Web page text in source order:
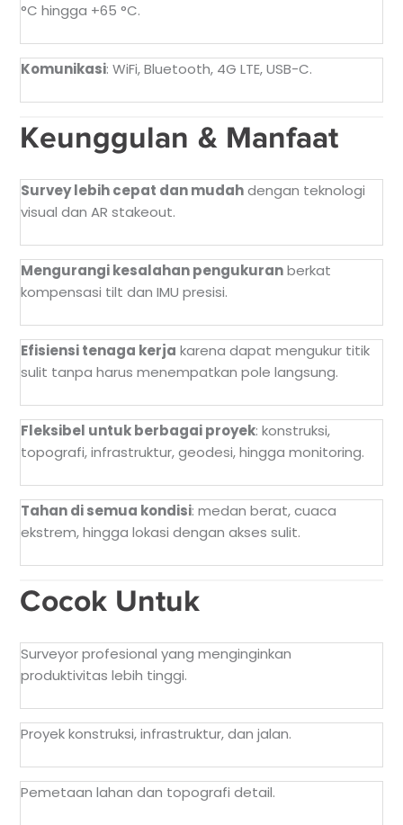
°C hingga +65 °C.
Komunikasi: WiFi, Bluetooth, 4G LTE, USB-C.
Keunggulan & Manfaat
Survey lebih cepat dan mudahdengan teknologi
visual dan AR stakeout.
Mengurangi kesalahan pengukuranberkat
kompensasi tilt dan IMU presisi.
Efisiensi tenaga kerja karena dapat mengukur titik
sulit tanpa harus menempatkan pole langsung.
Fleksibel untuk berbagai proyek: konstruksi,
topografi, infrastruktur, geodesi, hingga monitoring.
Tahan di semua kondisi: medan berat, cuaca
ekstrem, hingga lokasi dengan akses sulit.
Cocok Untuk
Surveyor profesional yang menginginkan
produktivitas lebih tinggi.
Proyek konstruksi, infrastruktur, dan jalan.
Pemetaan lahan dan topografi detail.